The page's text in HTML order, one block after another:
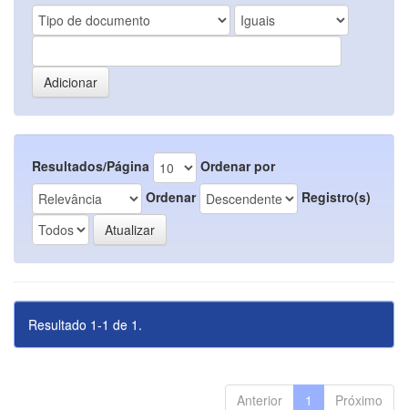
Resultados/Página
Ordenar por
Ordenar
Registro(s)
Resultado 1-1 de 1.
Anterior 1 Próximo